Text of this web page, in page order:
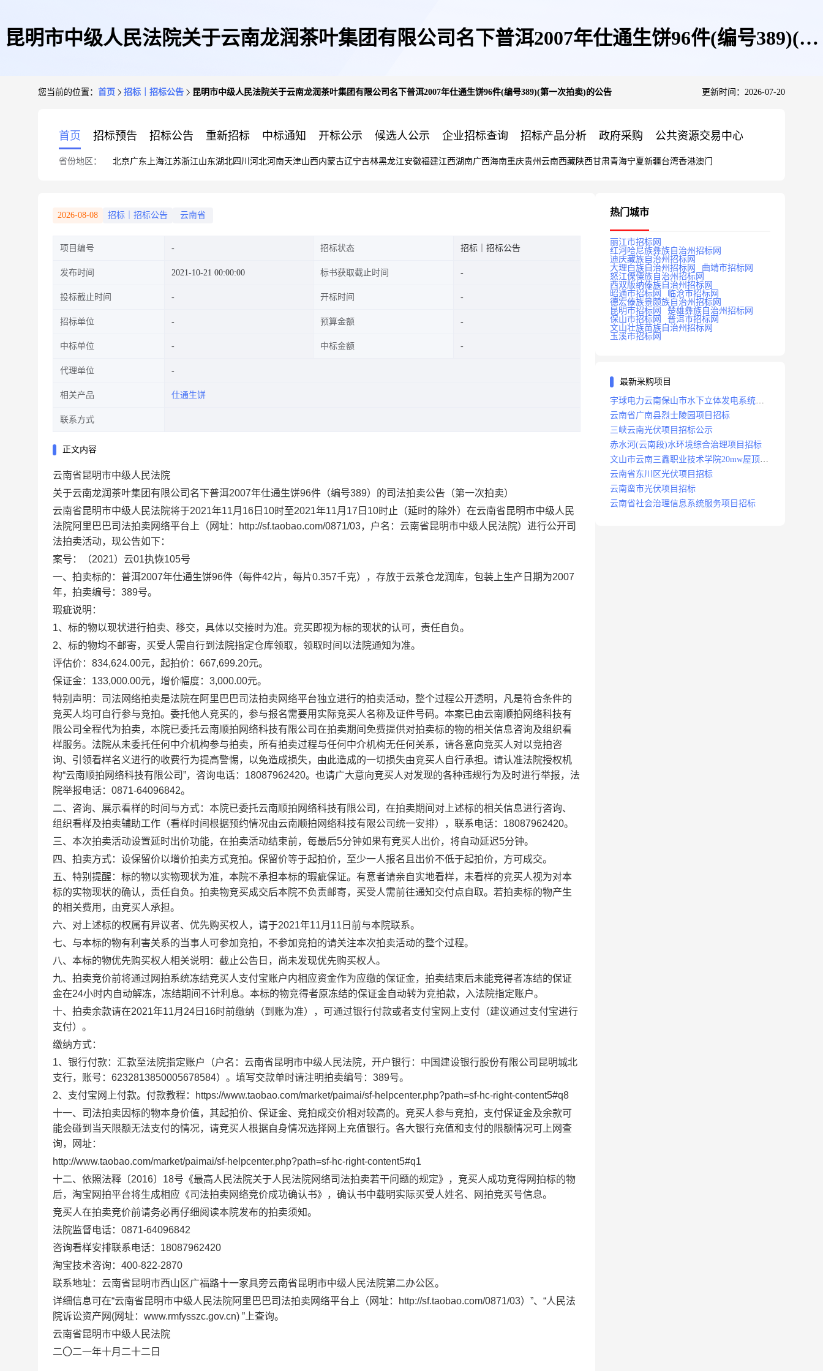
昆明市中级人民法院关于云南龙润茶叶集团有限公司名下普洱2007年仕通生饼96件(编号389)(第
您当前的位置： 首页 招标｜招标公告 昆明市中级人民法院关于云南龙润茶叶集团有限公司名下普洱2007年仕通生饼96件(编号389)(第一次拍卖)的公告 更新时间：2026-07-20
首页 招标预告 招标公告 重新招标 中标通知 开标公示 候选人公示 企业招标查询 招标产品分析 政府采购 公共资源交易中心
省份地区： 北京广东 上海江苏浙江山东湖北四川 河北河南天津山西内蒙古辽宁吉林黑龙江安徽福建江西湖南广西海南重庆贵州 云南西藏陕西甘肃青海宁夏新疆台湾香港澳门
2026-08-08 招标｜招标公告 云南省
项目编号 招标状态 招标｜招标公告
发布时间 2021-10-21 00:00:00 标书获取截止时间
投标截止时间 开标时间
招标单位 预算金额
中标单位 中标金额
代理单位
相关产品 仕通生饼
联系方式
正文内容
云南省昆明市中级人民法院
关于云南龙润茶叶集团有限公司名下普洱2007年仕通生饼96件（编号389）的司法拍卖公告（第一次拍卖）
云南省昆明市中级人民法院将于2021年11月16日10时至2021年11月17日10时止（延时的除外）在云南省昆明市中级人民
法院阿里巴巴司法拍卖网络平台上（网址：http://sf.taobao.com/0871/03，户名：云南省昆明市中级人民法院）进行公开司
法拍卖活动，现公告如下：
案号：（2021）云01执恢105号
一、拍卖标的：普洱2007年仕通生饼96件（每件42片，每片0.357千克），存放于云茶仓龙润库，包装上生产日期为2007
年，拍卖编号：389号。
瑕疵说明：
1、标的物以现状进行拍卖、移交，具体以交接时为准。竞买即视为标的现状的认可，责任自负。
2、标的物均不邮寄，买受人需自行到法院指定仓库领取，领取时间以法院通知为准。
评估价：834,624.00元，起拍价：667,699.20元。
保证金：133,000.00元，增价幅度：3,000.00元。
特别声明：司法网络拍卖是法院在阿里巴巴司法拍卖网络平台独立进行的拍卖活动，整个过程公开透明，凡是符合条件的
竞买人均可自行参与竞拍。委托他人竞买的，参与报名需要用实际竞买人名称及证件号码。本案已由云南顺拍网络科技有
限公司全程代为拍卖，本院已委托云南顺拍网络科技有限公司在拍卖期间免费提供对拍卖标的物的相关信息咨询及组织看
样服务。法院从未委托任何中介机构参与拍卖，所有拍卖过程与任何中介机构无任何关系，请各意向竞买人对以竞拍咨
询、引领看样名义进行的收费行为提高警惕，以免造成损失，由此造成的一切损失由竞买人自行承担。请认准法院授权机
构“云南顺拍网络科技有限公司”，咨询电话：18087962420。也请广大意向竞买人对发现的各种违规行为及时进行举报，法
院举报电话：0871-64096842。
二、咨询、展示看样的时间与方式：本院已委托云南顺拍网络科技有限公司，在拍卖期间对上述标的相关信息进行咨询、
组织看样及拍卖辅助工作（看样时间根据预约情况由云南顺拍网络科技有限公司统一安排），联系电话：18087962420。
三、本次拍卖活动设置延时出价功能，在拍卖活动结束前，每最后5分钟如果有竞买人出价，将自动延迟5分钟。
四、拍卖方式：设保留价以增价拍卖方式竞拍。保留价等于起拍价，至少一人报名且出价不低于起拍价，方可成交。
五、特别提醒：标的物以实物现状为准，本院不承担本标的瑕疵保证。有意者请亲自实地看样，未看样的竞买人视为对本
标的实物现状的确认，责任自负。拍卖物竞买成交后本院不负责邮寄，买受人需前往通知交付点自取。若拍卖标的物产生
的相关费用，由竞买人承担。
六、对上述标的权属有异议者、优先购买权人，请于2021年11月11日前与本院联系。
七、与本标的物有利害关系的当事人可参加竞拍，不参加竞拍的请关注本次拍卖活动的整个过程。
八、本标的物优先购买权人相关说明：截止公告日，尚未发现优先购买权人。
九、拍卖竞价前将通过网拍系统冻结竞买人支付宝账户内相应资金作为应缴的保证金，拍卖结束后未能竞得者冻结的保证
金在24小时内自动解冻，冻结期间不计利息。本标的物竞得者原冻结的保证金自动转为竞拍款，入法院指定账户。
十、拍卖余款请在2021年11月24日16时前缴纳（到账为准），可通过银行付款或者支付宝网上支付（建议通过支付宝进行
支付）。
缴纳方式：
1、银行付款：汇款至法院指定账户（户名：云南省昆明市中级人民法院，开户银行：中国建设银行股份有限公司昆明城北
支行，账号：6232813850005678584）。填写交款单时请注明拍卖编号：389号。
2、支付宝网上付款。付款教程：https://www.taobao.com/market/paimai/sf-helpcenter.php?path=sf-hc-right-content5#q8
十一、司法拍卖因标的物本身价值，其起拍价、保证金、竞拍成交价相对较高的。竞买人参与竞拍，支付保证金及余款可
能会碰到当天限额无法支付的情况，请竞买人根据自身情况选择网上充值银行。各大银行充值和支付的限额情况可上网查
询，网址：
http://www.taobao.com/market/paimai/sf-helpcenter.php?path=sf-hc-right-content5#q1
十二、依照法释〔2016〕18号《最高人民法院关于人民法院网络司法拍卖若干问题的规定》，竞买人成功竞得网拍标的物
后，淘宝网拍平台将生成相应《司法拍卖网络竞价成功确认书》，确认书中载明实际买受人姓名、网拍竞买号信息。
竞买人在拍卖竞价前请务必再仔细阅读本院发布的拍卖须知。
法院监督电话：0871-64096842
咨询看样安排联系电话：18087962420
淘宝技术咨询：400-822-2870
联系地址：云南省昆明市西山区广福路十一家具旁云南省昆明市中级人民法院第二办公区。
详细信息可在“云南省昆明市中级人民法院阿里巴巴司法拍卖网络平台上（网址：http://sf.taobao.com/0871/03）”、“人民法
院诉讼资产网(网址：www.rmfysszc.gov.cn) ”上查询。
云南省昆明市中级人民法院
二〇二一年十月二十二日
热门城市
丽江市招标网
红河哈尼族彝族自治州招标网
迪庆藏族自治州招标网
大理白族自治州招标网
曲靖市招标网
怒江傈僳族自治州招标网
西双版纳傣族自治州招标网
昭通市招标网
临沧市招标网
德宏傣族景颇族自治州招标网
昆明市招标网
楚雄彝族自治州招标网
保山市招标网
普洱市招标网
文山壮族苗族自治州招标网
玉溪市招标网
最新采购项目
宇球电力云南保山市水下立体发电系统项
目招标
云南省广南县烈士陵园项目招标
三峡云南光伏项目招标公示
赤水河(云南段)水环境综合治理项目招标
文山市云南三鑫职业技术学院20mw屋顶分
布式光伏设计施工总承包(epc)项目招标
云南省东川区光伏项目招标
云南蛮市光伏项目招标
云南省社会治理信息系统服务项目招标